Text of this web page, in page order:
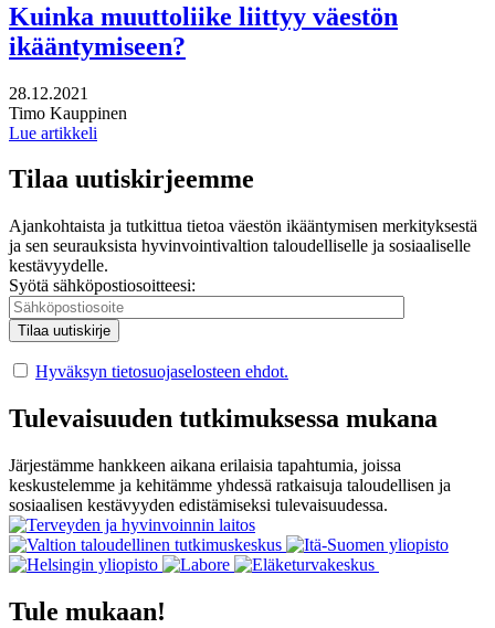
Kuinka muuttoliike liittyy väestön
ikääntymiseen?
Julkaistu:
28.12.2021
Kirjoittajat:
Timo Kauppinen
Lue artikkeli
Tilaa uutiskirjeemme
Ajankohtaista ja tutkittua tietoa väestön ikääntymisen merkityksestä
ja sen seurauksista hyvinvointivaltion taloudelliselle ja sosiaaliselle
kestävyydelle.
Syötä sähköpostiosoitteesi:
Hyväksyn tietosuojaselosteen ehdot.
Tulevaisuuden tutkimuksessa mukana
Järjestämme hankkeen aikana erilaisia tapahtumia, joissa
keskustelemme ja kehitämme yhdessä ratkaisuja taloudellisen ja
sosiaalisen kestävyyden edistämiseksi tulevaisuudessa.
Tule mukaan!